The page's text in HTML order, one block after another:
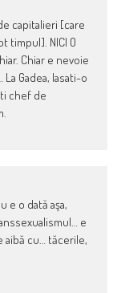
capitalieri [care
timpul]. NICI O
Chiar e nevoie
Gadea, lasati-o
chef de
e o dată aşa,
e
aibă cu… tăcerile,